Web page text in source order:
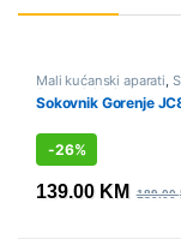
Mali kućanski aparati
Sokovnici i citrusete
Sokovnik Gorenje
-26%
139.00 KM 189.00